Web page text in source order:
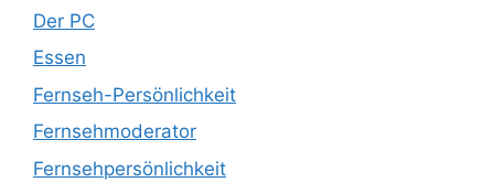
Der PC
Essen
Fernseh-Persönlichkeit
Fernsehmoderator
Fernsehpersönlichkeit